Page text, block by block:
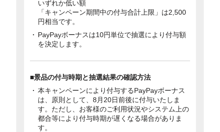
いずれか低い額
「キャンペーン期間中の付与合計上限」は2,500
円相当です。
PayPayボーナスは10円単位で抽選により付与額
を決定します。
■景品の付与時期と抽選結果の確認方法
本キャンペーンにより付与するPayPayボーナス
は、原則として、8月20日前後に付与いたしま
す。ただし、お客様のご利用状況やシステム上の
都合等により付与時期が遅くなる場合がありま
す。